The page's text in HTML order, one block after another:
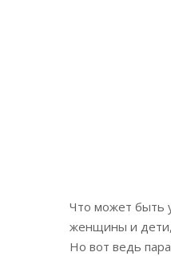
Что может быть
женщины и дети,
Но вот ведь